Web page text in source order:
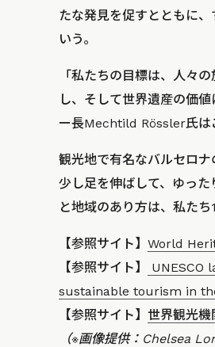
たな発見を促すとともに
いう。
「私たちの目標は、人々
し、そして世界遺産の価
ー長Mechtild Rössler氏は
観光地で有名なバルセロ
少し足を伸ばして、ゆっ
と地域のあり方は、私たち
【参照サイト】 World
【参照サイト】
UNESCO
sustainable tourism in
【参照サイト】 世界観光機
（※画像提供：Chelsea